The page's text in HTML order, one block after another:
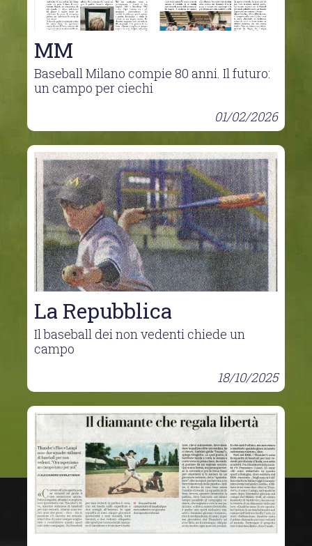
MM
Baseball Milano compie 80 anni. Il futuro:
un campo per ciechi
01/02/2026
La Repubblica
Il baseball dei non vedenti chiede un
campo
18/10/2025